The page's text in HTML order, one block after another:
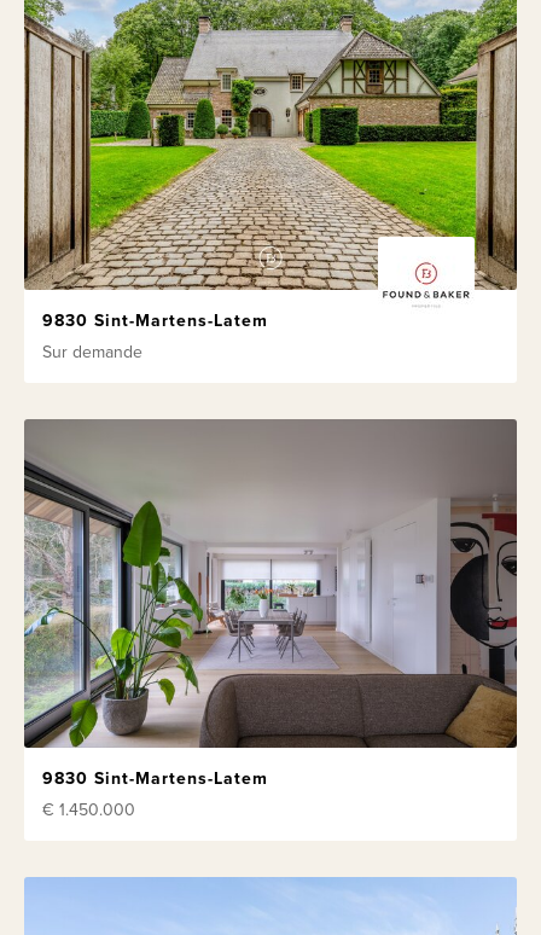
9830 Sint-Martens-Latem
Sur demande
9830 Sint-Martens-Latem
€ 1.450.000